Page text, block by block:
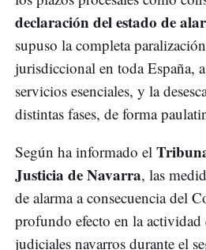
declaración del estado de
supuso la completa
jurisdiccional en toda España,
servicios esenciales, y la
distintas fases, de forma
Según ha informado el
Justicia de Navarra, las
de alarma a consecuencia del
profundo efecto en la actividad
judiciales navarros durante el